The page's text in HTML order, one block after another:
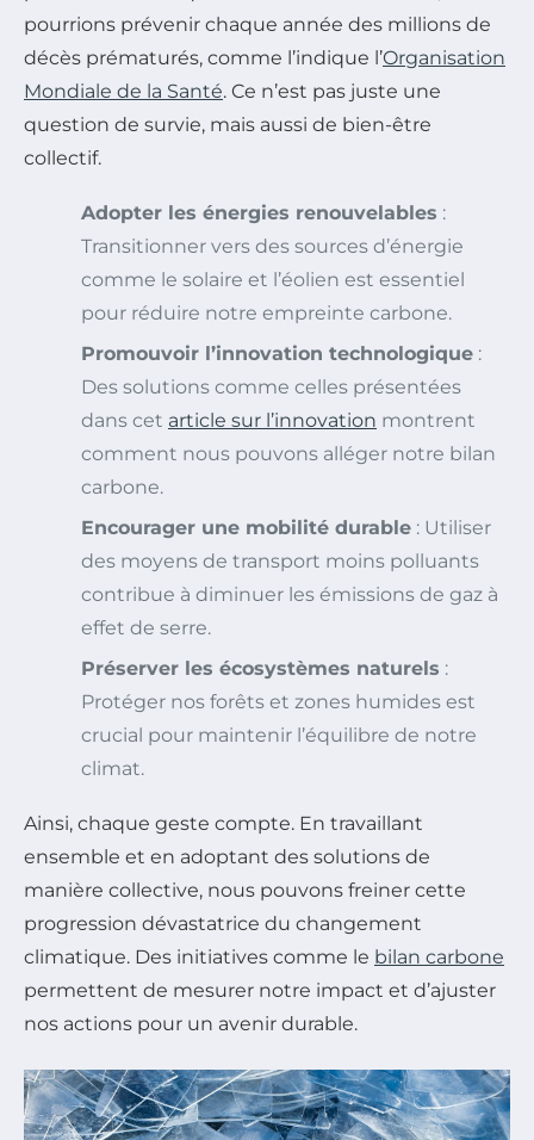
pourrions prévenir chaque année des millions de
décès prématurés, comme l’indique l’Organisation
Mondiale de la Santé. Ce n’est pas juste une
question de survie, mais aussi de bien-être
collectif.
Adopter les énergies renouvelables :
Transitionner vers des sources d’énergie
comme le solaire et l’éolien est essentiel
pour réduire notre empreinte carbone.
Promouvoir l’innovation technologique :
Des solutions comme celles présentées
dans cet article sur l’innovation montrent
comment nous pouvons alléger notre bilan
carbone.
Encourager une mobilité durable : Utiliser
des moyens de transport moins polluants
contribue à diminuer les émissions de gaz à
effet de serre.
Préserver les écosystèmes naturels :
Protéger nos forêts et zones humides est
crucial pour maintenir l’équilibre de notre
climat.
Ainsi, chaque geste compte. En travaillant
ensemble et en adoptant des solutions de
manière collective, nous pouvons freiner cette
progression dévastatrice du changement
climatique. Des initiatives comme le bilan carbone
permettent de mesurer notre impact et d’ajuster
nos actions pour un avenir durable.